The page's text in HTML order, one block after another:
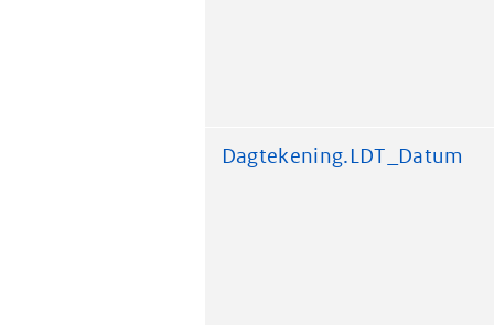
Dagtekening.LDT_Datum